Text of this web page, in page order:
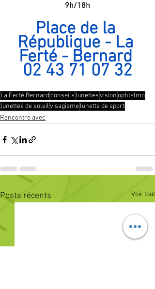
9h/18h
Place de la
République - La
Ferté - Bernard
02 43 71 07 32
La Ferté Bernardconseils lunettesvisionophtalmo
lunettes de soleilvisagismelunette de sport
Rencontre avec
Posts récents Voir tout